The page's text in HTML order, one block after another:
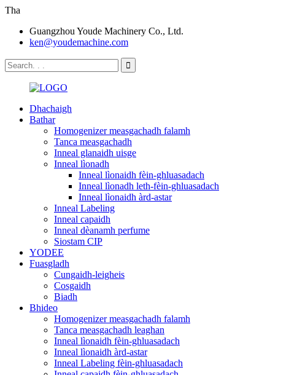
Tha
Guangzhou Youde Machinery Co., Ltd.
ken@youdemachine.com
Dhachaigh
Bathar
Homogenizer measgachadh falamh
Tanca measgachadh
Inneal glanaidh uisge
Inneal lìonadh
Inneal lìonaidh fèin-ghluasadach
Inneal lìonadh leth-fèin-ghluasadach
Inneal lìonaidh àrd-astar
Inneal Labeling
Inneal capaidh
Inneal dèanamh perfume
Siostam CIP
YODEE
Fuasgladh
Cungaidh-leigheis
Cosgaidh
Biadh
Bhideo
Homogenizer measgachadh falamh
Tanca measgachadh leaghan
Inneal lìonaidh fèin-ghluasadach
Inneal lìonaidh àrd-astar
Inneal Labeling fèin-ghluasadach